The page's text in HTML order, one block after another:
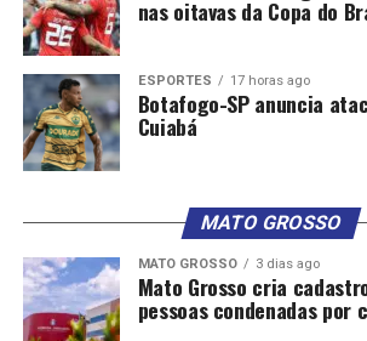
nas oitavas da Copa do
ESPORTES 17 horas ago
Botafogo-SP anuncia
Cuiabá
MATO GROSSO
MATO GROSSO 3 dias ago
Mato Grosso cria
pessoas condenadas por